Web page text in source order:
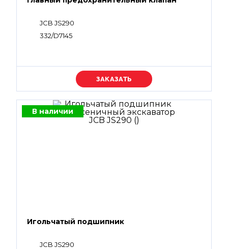
JCB JS290
332/D7145
Уточняйте цену
В наличии
Игольчатый подшипник
JCB JS290